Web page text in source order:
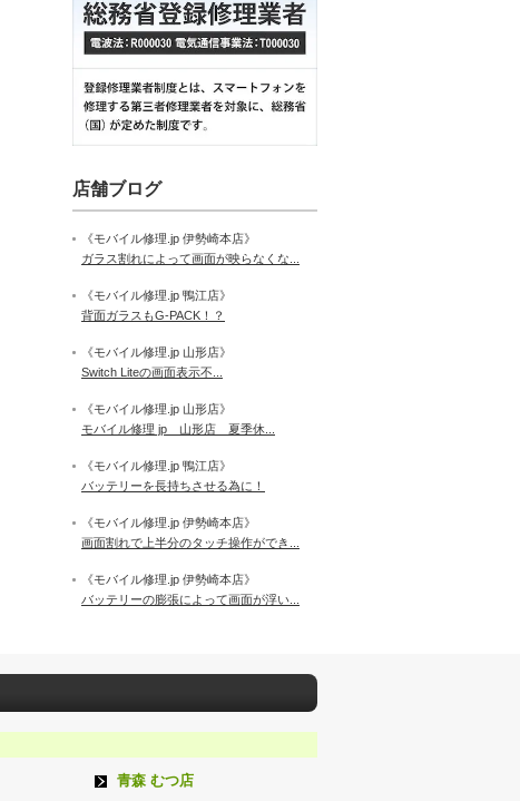
店舗ブログ
《モバイル修理.jp 伊勢崎本店》
ガラス割れによって画面が映らなくな...
《モバイル修理.jp 鴨江店》
背面ガラスもG-PACK！？
《モバイル修理.jp 山形店》
Switch Liteの画面表示不...
《モバイル修理.jp 山形店》
モバイル修理 jp 山形店 夏季休...
《モバイル修理.jp 鴨江店》
バッテリーを長持ちさせる為に！
《モバイル修理.jp 伊勢崎本店》
画面割れで上半分のタッチ操作ができ...
《モバイル修理.jp 伊勢崎本店》
バッテリーの膨張によって画面が浮い...
青森 むつ店